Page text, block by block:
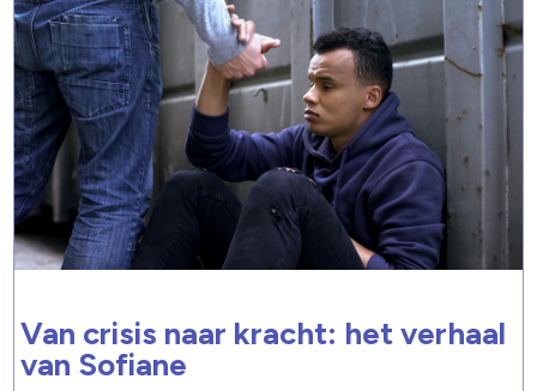
Van crisis naar kracht: het verhaal
van Sofiane